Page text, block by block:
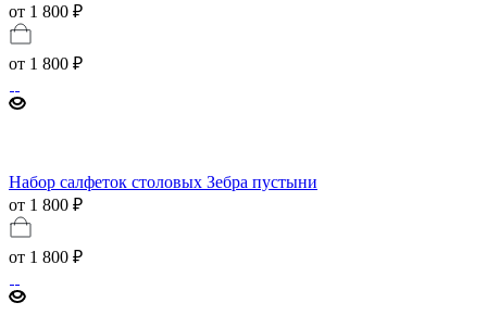
от 1 800 ₽
от 1 800 ₽
Набор салфеток столовых Зебра пустыни
от 1 800 ₽
от 1 800 ₽